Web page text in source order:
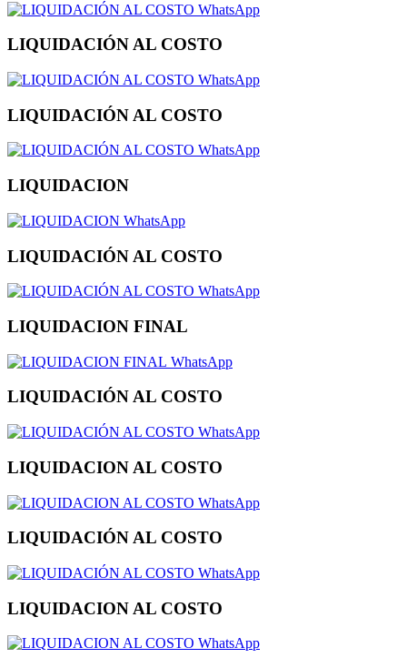
WhatsApp
LIQUIDACIÓN AL COSTO
WhatsApp
LIQUIDACIÓN AL COSTO
WhatsApp
LIQUIDACION
WhatsApp
LIQUIDACIÓN AL COSTO
WhatsApp
LIQUIDACION FINAL
WhatsApp
LIQUIDACIÓN AL COSTO
WhatsApp
LIQUIDACION AL COSTO
WhatsApp
LIQUIDACIÓN AL COSTO
WhatsApp
LIQUIDACION AL COSTO
WhatsApp